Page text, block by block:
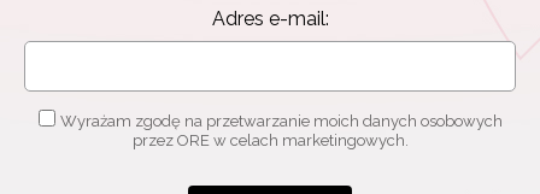
Adres e-mail:
Wyrażam zgodę na przetwarzanie moich danych osobowych
przez ORE w celach marketingowych.